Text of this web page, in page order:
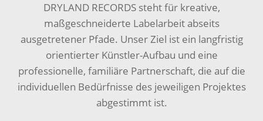
DRYLAND RECORDS steht für kreative,
maßgeschneiderte Labelarbeit abseits
ausgetretener Pfade. Unser Ziel ist ein langfristig
orientierter Künstler-Aufbau und eine
professionelle, familiäre Partnerschaft, die auf die
individuellen Bedürfnisse des jeweiligen Projektes
abgestimmt ist.